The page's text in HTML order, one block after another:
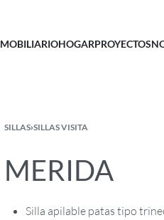
MOBILIARIOHOGARPROYECTOS
SILLAS›SILLAS VISITA
MERIDA
Silla apilable patas tipo